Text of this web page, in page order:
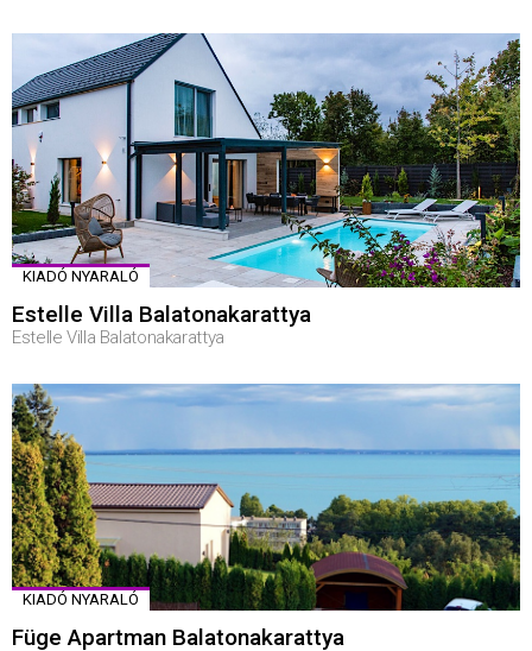
KIADÓ NYARALÓ
Estelle Villa Balatonakarattya
Estelle Villa Balatonakarattya
KIADÓ NYARALÓ
Füge Apartman Balatonakarattya